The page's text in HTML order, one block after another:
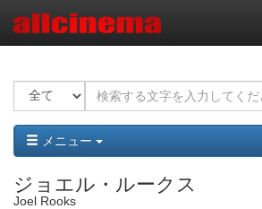
メニュー
ジョエル・ルークス
Joel Rooks